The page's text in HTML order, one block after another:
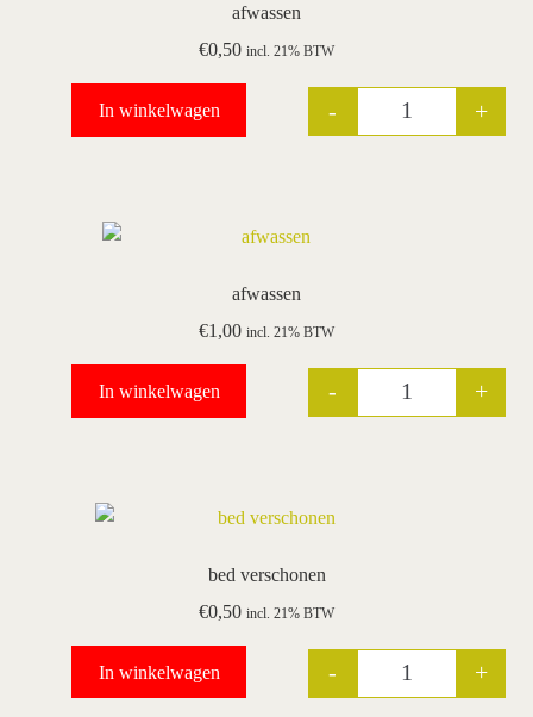
afwassen
€0,50 incl. 21% BTW
Quantity
- +
In winkelwagen
afwassen
€1,00 incl. 21% BTW
Quantity
- +
In winkelwagen
bed verschonen
€0,50 incl. 21% BTW
Quantity
- +
In winkelwagen